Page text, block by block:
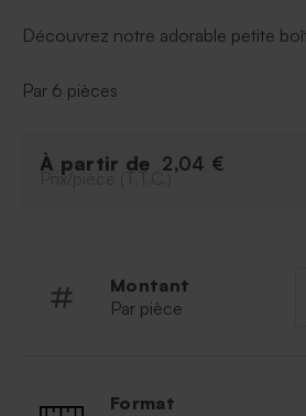
Découvrez notre adorable petite
cadeaux invités lors d’une
de fête.
* Personnalisation par gravure
Par 6 pièces
À partir de 2,04 €
Prix/pièce (T.T.C.)
Montant
Par pièce
Format